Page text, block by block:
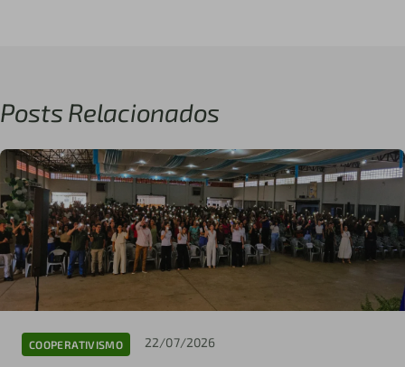
Posts Relacionados
COOPERATIVISMO 22/07/2026